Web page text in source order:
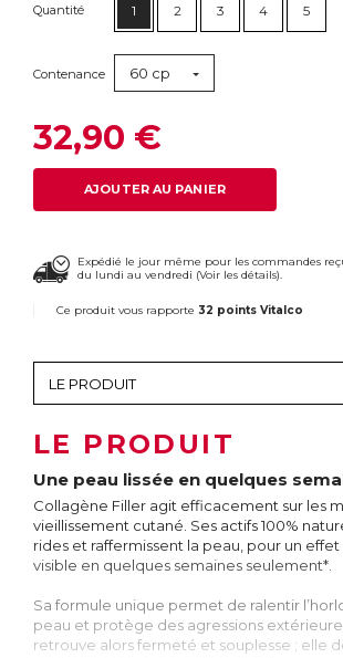
Quantité 1 2 3 4 5
Contenance 60 cp
32,90 €
AJOUTER AU PANIER
Expédié le jour même pour les commandes
du lundi au vendredi (Voir les détails).
Ce produit vous rapporte 32 points Vitalco
LE PRODUIT
Une peau lissée en quelques
Collagène Filler agit efficacement sur les
vieillissement cutané. Ses actifs 100%
rides et raffermissent la peau, pour un effet
visible en quelques semaines seulement*.
Sa formule unique permet de ralentir
peau et protège des agressions
retrouve alors fermeté et souplesse ; elle